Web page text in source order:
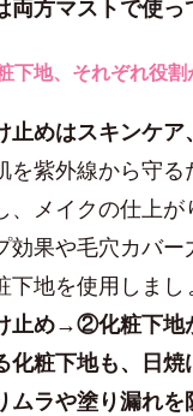
両方マストで使っ
下地、それぞれ役割
止めはスキンケ
を紫外線から守る
、メイクの仕上が
効果や毛穴カバー
地を使用しまし
止め→②化粧下
化粧下地も、日
ムラや塗り漏れを